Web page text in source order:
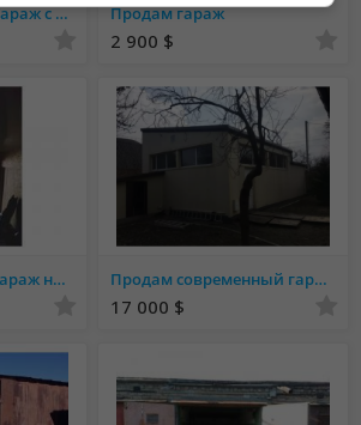
Продам большой Гараж с подвалом, недорого, Гаёк, Белая Церковь Продам гараж
2 900 $
Продам недорого гараж на Кима Продам современный гараж
17 000 $